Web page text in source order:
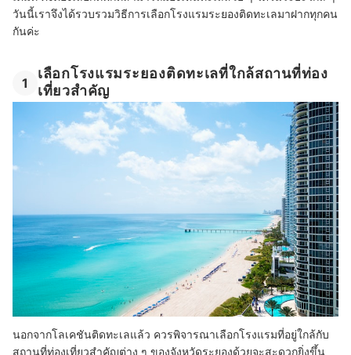
วันนี้เราจึงได้รวบรวมวิธีการเลือกโรงแรมระยองติดทะเลมาฝากทุกคน
กันค่ะ
1
เลือกโรงแรมระยองติดทะเลที่ใกล้สถานที่ท่อง
เที่ยวสำคัญ
นอกจากโลเคชันติดทะเลแล้ว ควรพิจารณาเลือกโรงแรมที่อยู่ใกล้กับ
สถานที่ท่องเที่ยวสำคัญต่าง ๆ ของจังหวัดระยองด้วยจะสะดวกยิ่งขึ้น